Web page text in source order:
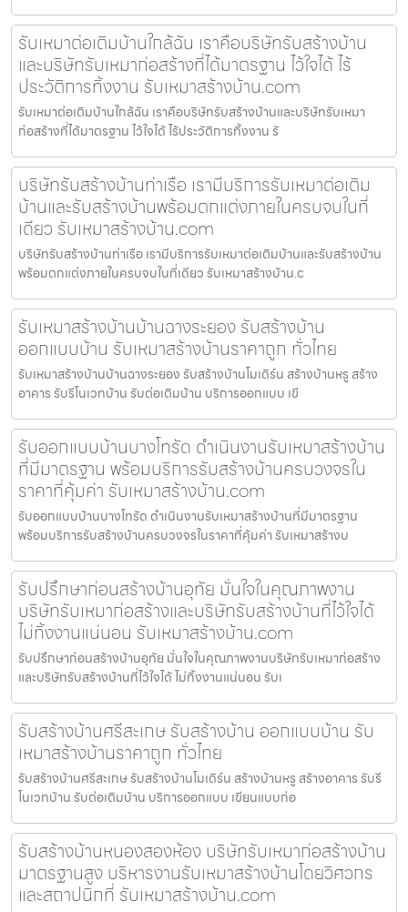
รับเหมาต่อเติมบ้านใกล้ฉัน เราคือบริษัทรับสร้างบ้าน
และบริษัทรับเหมาก่อสร้างที่ได้มาตรฐาน ไว้ใจได้ ไร้
ประวัติการทิ้งงาน รับเหมาสร้างบ้าน.com
รับเหมาต่อเติมบ้านใกล้ฉัน เราคือบริษัทรับสร้างบ้านและบริษัทรับเหมา
ก่อสร้างที่ได้มาตรฐาน ไว้ใจได้ ไร้ประวัติการทิ้งงาน รั
บริษัทรับสร้างบ้านท่าเรือ เรามีบริการรับเหมาต่อเติม
บ้านและรับสร้างบ้านพร้อมตกแต่งภายในครบจบในที่
เดียว รับเหมาสร้างบ้าน.com
บริษัทรับสร้างบ้านท่าเรือ เรามีบริการรับเหมาต่อเติมบ้านและรับสร้างบ้าน
พร้อมตกแต่งภายในครบจบในที่เดียว รับเหมาสร้างบ้าน.c
รับเหมาสร้างบ้านบ้านฉางระยอง รับสร้างบ้าน
ออกแบบบ้าน รับเหมาสร้างบ้านราคาถูก ทั่วไทย
รับเหมาสร้างบ้านบ้านฉางระยอง รับสร้างบ้านโมเดิร์น สร้างบ้านหรู สร้าง
อาคาร รับรีโนเวทบ้าน รับต่อเติมบ้าน บริการออกแบบ เขี
รับออกแบบบ้านบางโทรัด ดำเนินงานรับเหมาสร้างบ้าน
ที่มีมาตรฐาน พร้อมบริการรับสร้างบ้านครบวงจรใน
ราคาที่คุ้มค่า รับเหมาสร้างบ้าน.com
รับออกแบบบ้านบางโทรัด ดำเนินงานรับเหมาสร้างบ้านที่มีมาตรฐาน
พร้อมบริการรับสร้างบ้านครบวงจรในราคาที่คุ้มค่า รับเหมาสร้างบ
รับปรึกษาก่อนสร้างบ้านอุทัย มั่นใจในคุณภาพงาน
บริษัทรับเหมาก่อสร้างและบริษัทรับสร้างบ้านที่ไว้ใจได้
ไม่ทิ้งงานแน่นอน รับเหมาสร้างบ้าน.com
รับปรึกษาก่อนสร้างบ้านอุทัย มั่นใจในคุณภาพงานบริษัทรับเหมาก่อสร้าง
และบริษัทรับสร้างบ้านที่ไว้ใจได้ ไม่ทิ้งงานแน่นอน รับเ
รับสร้างบ้านศรีสะเกษ รับสร้างบ้าน ออกแบบบ้าน รับ
เหมาสร้างบ้านราคาถูก ทั่วไทย
รับสร้างบ้านศรีสะเกษ รับสร้างบ้านโมเดิร์น สร้างบ้านหรู สร้างอาคาร รับรี
โนเวทบ้าน รับต่อเติมบ้าน บริการออกแบบ เขียนแบบก่อ
รับสร้างบ้านหนองสองห้อง บริษัทรับเหมาก่อสร้างบ้าน
มาตรฐานสูง บริหารงานรับเหมาสร้างบ้านโดยวิศวกร
และสถาปนิกที่ รับเหมาสร้างบ้าน.com